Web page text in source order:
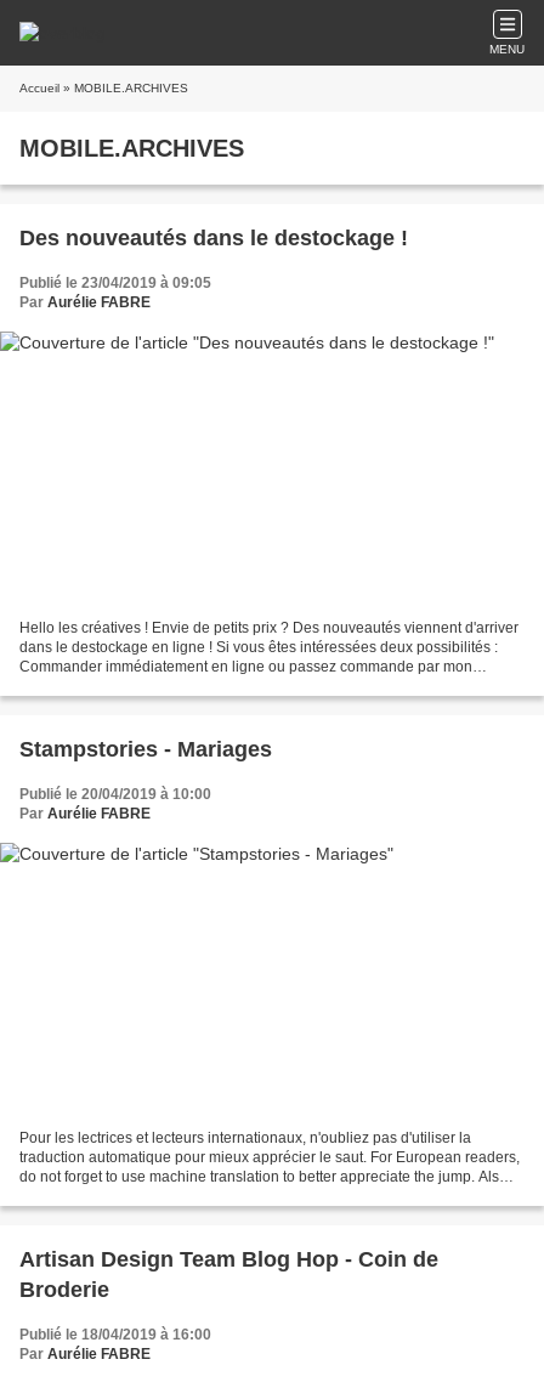
MENU
Accueil » MOBILE.ARCHIVES
MOBILE.ARCHIVES
Des nouveautés dans le destockage !
Publié le 23/04/2019 à 09:05
Par Aurélie FABRE
Hello les créatives ! Envie de petits prix ? Des nouveautés viennent d'arriver
dans le destockage en ligne ! Si vous êtes intéressées deux possibilités :
Commander immédiatement en ligne ou passez commande par mon
Stampstories - Mariages
Publié le 20/04/2019 à 10:00
Par Aurélie FABRE
Pour les lectrices et lecteurs internationaux, n'oubliez pas d'utiliser la
traduction automatique pour mieux apprécier le saut. For European readers,
do not forget to use machine translation to better appreciate the jump. Als
Artisan Design Team Blog Hop - Coin de
Broderie
Publié le 18/04/2019 à 16:00
Par Aurélie FABRE